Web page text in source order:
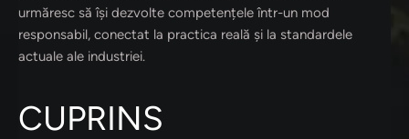
urmăresc să își dezvolte competențele într-un mod
responsabil, conectat la practica reală și la standardele
actuale ale industriei.
CUPRINS